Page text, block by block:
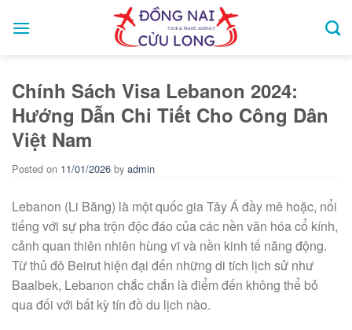
Chính Sách Visa Lebanon 2024:
Hướng Dẫn Chi Tiết Cho Công Dân
Việt Nam
Posted on 11/01/2026 by admin
Lebanon (Li Băng) là một quốc gia Tây Á đầy mê hoặc, nổi
tiếng với sự pha trộn độc đáo của các nền văn hóa cổ kính,
cảnh quan thiên nhiên hùng vĩ và nền kinh tế năng động.
Từ thủ đô Beirut hiện đại đến những di tích lịch sử như
Baalbek, Lebanon chắc chắn là điểm đến không thể bỏ
qua đối với bất kỳ tín đồ du lịch nào.